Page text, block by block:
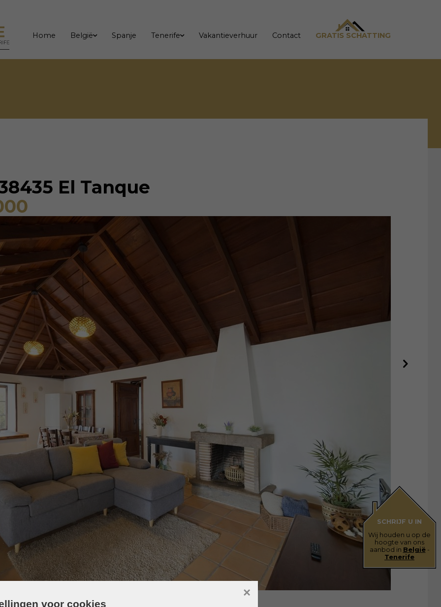
Home België Spanje Tenerife Vakantieverhuur Contact GRATIS SCHATTING
El Tanque
SCHRIJF U IN
Wij houden u op de
hoogte van ons
aanbod in België-
Tenerife
voor cookies
×